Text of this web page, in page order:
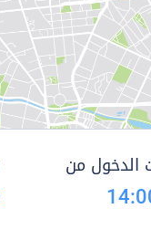
الدخول من